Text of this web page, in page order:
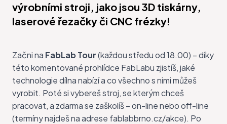
výrobními stroji, jako jsou 3D tiskárny,
laserové řezačky či CNC frézky!
Začni na FabLab Tour(každou středu od 18.00) – díky
této komentované prohlídce FabLabu zjistíš, jaké
technologie dílna nabízí a co všechno s nimi můžeš
vyrobit. Poté si vybereš stroj, se kterým chceš
pracovat, a zdarma se zaškolíš – on-line nebo off-line
(termíny najdeš na adrese fablabbrno.cz/akce). Po